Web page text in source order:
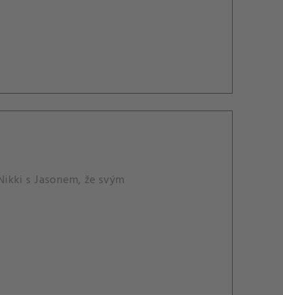
s Jasonem, že svým